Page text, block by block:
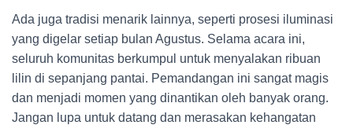
Ada juga tradisi menarik lainnya, seperti prosesi iluminasi
yang digelar setiap bulan Agustus. Selama acara ini,
seluruh komunitas berkumpul untuk menyalakan ribuan
lilin di sepanjang pantai. Pemandangan ini sangat magis
dan menjadi momen yang dinantikan oleh banyak orang.
Jangan lupa untuk datang dan merasakan kehangatan